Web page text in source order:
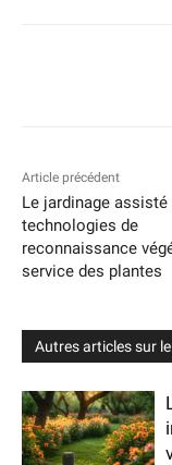
Article précédent
Le jardinage assisté
technologies de
reconnaissance
service des plantes
Autres articles sur